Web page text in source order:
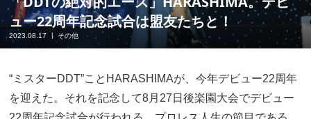
ュー22周年記念試合は盟友たちと！
2023.08.17 その他
“ミスターDDT”ことHARASHIMAが、今年デビュー22周年
を迎えた。それを記念して8月27日後楽園大会でデビュー